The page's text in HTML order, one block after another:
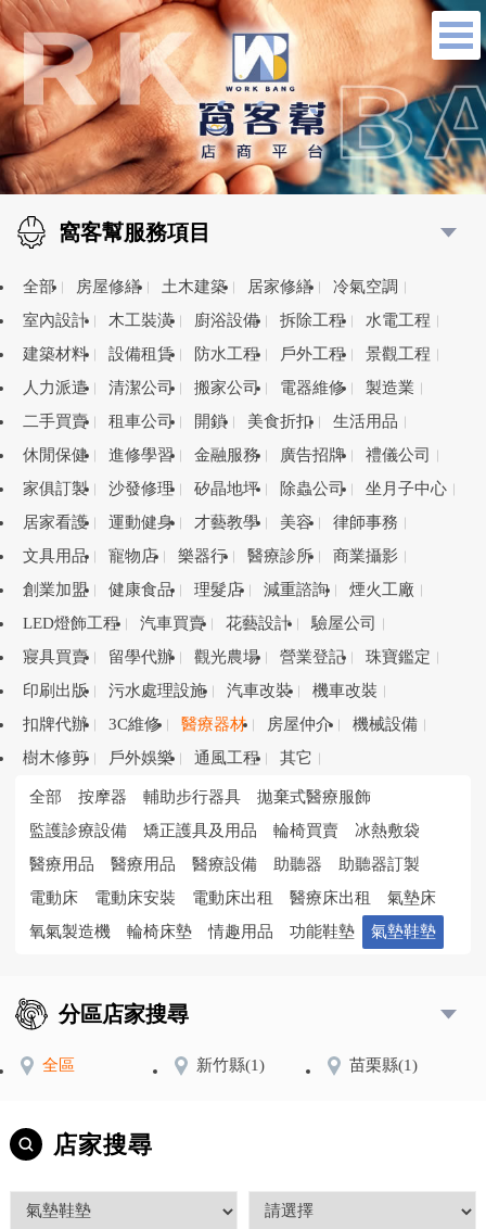
窩客幫服務項目
全部 房屋修繕 土木建築 居家修繕
冷氣空調
室內設計
木工裝潢 廚浴設備 拆除工程
水電工程
建築材料
設備租賃 防水工程 戶外工程
景觀工程
人力派遣
清潔公司 搬家公司 電器維修
製造業
二手買賣
租車公司 開鎖 美食折扣
生活用品
休閒保健
進修學習 金融服務 廣告招牌
禮儀公司
家俱訂製
沙發修理 矽晶地坪 除蟲公司
坐月子中心
居家看護
運動健身 才藝教學 美容
律師事務
文具用品
寵物店 樂器行 醫療診所
商業攝影
創業加盟
健康食品 理髮店 減重諮詢
煙火工廠
LED燈飾工程
汽車買賣 花藝設計
驗屋公司
寢具買賣
留學代辦 觀光農場 營業登記
珠寶鑑定
印刷出版
污水處理設施 汽車改裝
機車改裝
扣牌代辦
3C維修 醫療器材 房屋仲介
機械設備
樹木修剪
戶外娛樂 通風工程 其它
全部 按摩器 輔助步行器具
拋棄式醫療服飾
監護診療設備
矯正護具及用品 輪椅買賣
冰熱敷袋
醫療用品
醫療用品 醫療設備 助聽器
助聽器訂製
電動床
電動床安裝 電動床出租 醫療床出租
氣墊床
氧氣製造機
輪椅床墊 情趣用品 功能鞋墊 氣墊鞋墊
分區店家搜尋
全區 新竹縣(1) 苗栗縣(1)
店家搜尋